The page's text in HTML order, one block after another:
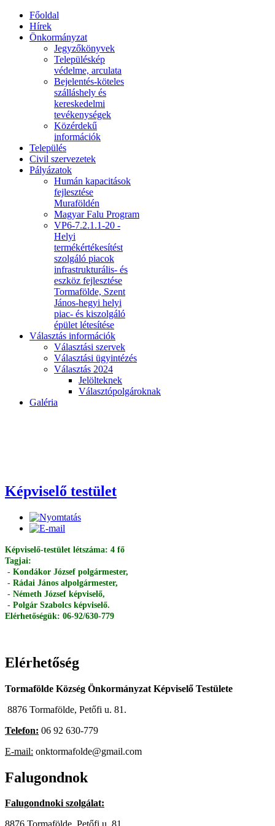
Főoldal
Hírek
Önkormányzat
Jegyzőkönyvek
Településkép
védelme, arculata
Bejelentés-köteles
szálláshely és
kereskedelmi
tevékenységek
Közérdekű
információk
Település
Civil szervezetek
Pályázatok
Humán kapacitások
fejlesztése
Muraföldén
Magyar Falu Program
VP6-7.2.1.1-20 -
Helyi
termékértékesítést
szolgáló piacok
infrastrukturális- és
eszköz fejlesztése
Tormafölde, Szent
János-hegyi helyi
piac- és kiszolgáló
épület létesítése
Választás információk
Választási szervek
Választási ügyintézés
Választás 2024
Jelölteknek
Választópolgároknak
Galéria
Képviselő testület
Képviselő-testület létszáma: 4 fő
Tagjai:
- Kondákor József polgármester,
- Rádai János alpolgármester,
- Németh József képviselő,
- Polgár Szabolcs képviselő.
Elérhetőségük: 06-92/630-779
Elérhetőség
Tormafölde Község Önkormányzat Képviselő Testülete
8876 Tormafölde, Petőfi u. 81.
Telefon: 06 92 630-779
E-mail: onktormafolde@gmail.com
Falugondnok
Falugondnoki szolgálat: